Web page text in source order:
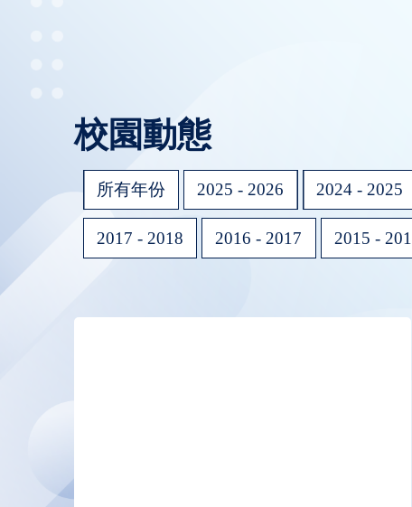
校園動態
所有年份 2025 - 2026 2024 - 2025
2017 - 2018 2016 - 2017 2015 -